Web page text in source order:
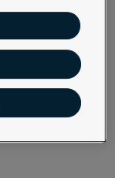
Schulungs- und
und Prüfungen